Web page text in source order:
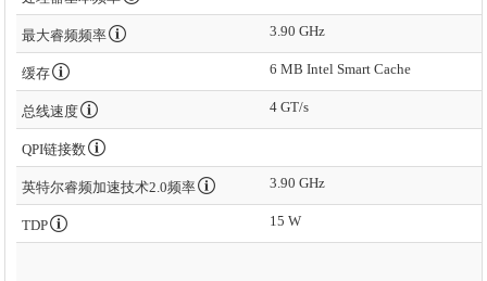
最大睿频频率 3.90 GHz
缓存 6 MB Intel Smart Cache
总线速度 4 GT/s
QPI链接数
英特尔睿频加速技术2.0频率 3.90 GHz
TDP 15 W